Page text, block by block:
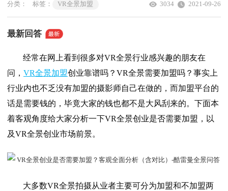
分类： 标签： VR全景加盟 2021-09-26
3034
最新回答
经常在网上看到很多对VR全景行业感兴趣的朋友在
问， VR全景加盟创业靠谱吗？VR全景需要加盟吗？事实上
行业内也不乏没有加盟的摄影师自己在做的，而加盟平台的
话是需要钱的，毕竟大家的钱也都不是大风刮来的。下面本
着客观角度给大家分析一下VR全景创业是否需要加盟，以
及VR全景创业市场前景。
大多数VR全景拍摄从业者主要可分为加盟和不加盟两